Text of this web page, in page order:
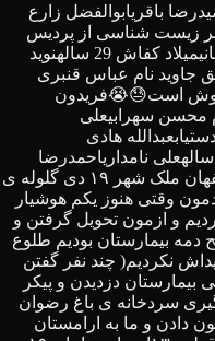
باقریابوالفضل زارع
دانشجو دبیر زیست شناسی از پردیس
میلاد کفاش 29 ساله
نوید
جاوید نام عباس قنبری
خوش است😓😭فریدون
محسن سهرابیعلی
عبدالله هادی
علی نامداریاحمدرضا
نوید عالم چهره ۴۳ ساله اصفهان ملک شهر ۱۹ دی گلوله ی
وقتی هنوز یکم هوشیار
و ازمون تحویل گرفتن و
دمه بیمارستان بودیم طلوع
نکردیم( چند نفر گفتن
از در پشتی بیمارستان دزدیدن و پیکر
سردخانه ی باغ رضوان
۵۰۰ م ت تحویلمون دادن و ما به ارامستان